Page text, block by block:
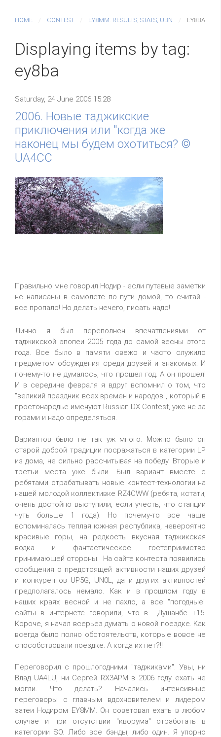
HOME CONTEST EY8MM: RESULTS, STATS, UBN EY8BA
Displaying items by tag:
ey8ba
Saturday, 24 June 2006 15:28
2006. Новые таджикские
приключения или "когда же
наконец мы будем охотиться? ©
UA4CC
Правильно мне говорил Нодир - если путевые заметки
не написаны в самолете по пути домой, то считай -
все пропало! Но делать нечего, писать надо!
Лично я был переполнен впечатлениями от
таджикской эпопеи 2005 года до самой весны этого
года. Все было в памяти свежо и часто служило
предметом обсуждения среди друзей и знакомых. И
почему-то не думалось, что прошел год. А он прошел!
И в середине февраля я вдруг вспомнил о том, что
"великий праздник всех времен и народов", который в
простонародье именуют Russian DX Contest, уже не за
горами и надо определяться.
Вариантов было не так уж много. Можно было оп
старой доброй традиции посражаться в категории LP
из дома, не сильно рассчитывая на победу. Вторые и
третьи места уже были. Был вариант вместе с
ребятами отрабатывать новые контест-технологии на
нашей молодой коллективке RZ4CWW (ребята, кстати,
очень достойно выступили, если учесть, что станции
чуть больше 1 года). Но почему-то все чаще
вспоминалась теплая южная республика, невероятно
красивые горы, на редкость вкусная таджикская
водка и фантастическое гостеприимство
принимающей стороны. На сайте контеста появились
сообщения о предстоящей активности наших друзей
и конкурентов UP5G, UN0L, да и других активностей
предполагалось немало. Как и в прошлом году в
наших краях весной и не пахло, а все "погодные"
сайты в интернете говорили, что в Душанбе +15.
Короче, я начал всерьез думать о новой поездке. Как
всегда было полно обстоятельств, которые вовсе не
способствовали поездке. А когда их нет?!!
Переговорил с прошлогодними "таджиками". Увы, ни
Влад UA4LU, ни Сергей RX3APM в 2006 году ехать не
могли. Что делать? Начались интенсивные
переговоры с главным вдохновителем и лидером
затеи Нодиром EY8MM. Он советовал ехать в любом
случае и при отсутствии "кворума" отработать в
категории SO. Либо все бэнды, либо один. Я упорно